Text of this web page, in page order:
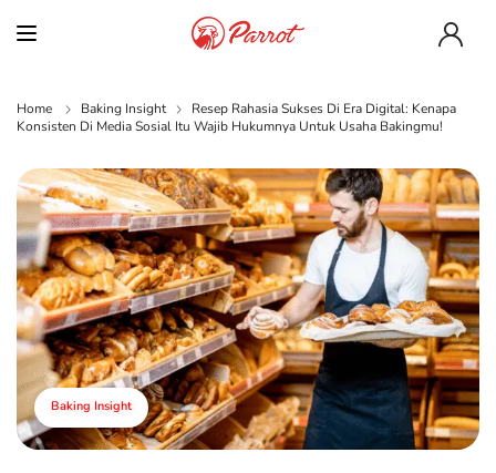
Home Baking Insight
Resep Rahasia Sukses Di Era Digital: Kenapa
Konsisten Di Media Sosial Itu Wajib Hukumnya Untuk Usaha Bakingmu!
Baking Insight